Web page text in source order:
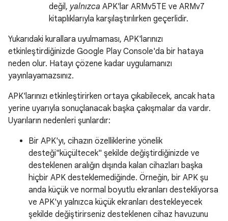
değil, yalnızca APK'lar ARMv5TE ve ARMv7
kitaplıklarıyla karşılaştırılırken geçerlidir.
Yukarıdaki kurallara uyulmaması, APK'larınızı
etkinleştirdiğinizde Google Play Console'da bir hataya
neden olur. Hatayı çözene kadar uygulamanızı
yayınlayamazsınız.
APK'larınızı etkinleştirirken ortaya çıkabilecek, ancak hata
yerine uyarıyla sonuçlanacak başka çakışmalar da vardır.
Uyarıların nedenleri şunlardır:
Bir APK'yı, cihazın özelliklerine yönelik
desteği"küçültecek" şekilde değiştirdiğinizde ve
desteklenen aralığın dışında kalan cihazları başka
hiçbir APK desteklemediğinde. Örneğin, bir APK şu
anda küçük ve normal boyutlu ekranları destekliyorsa
ve APK'yı yalnızca küçük ekranları destekleyecek
şekilde değiştirirseniz desteklenen cihaz havuzunu